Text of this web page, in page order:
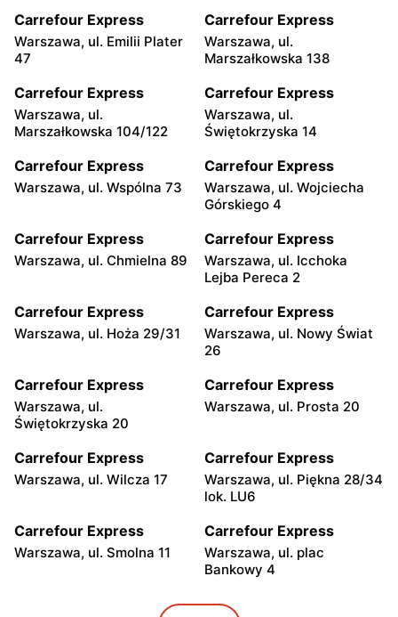
Carrefour Express
Warszawa, ul. Emilii Plater
47
Carrefour Express
Warszawa, ul.
Marszałkowska 138
Carrefour Express
Warszawa, ul.
Marszałkowska 104/122
Carrefour Express
Warszawa, ul.
Świętokrzyska 14
Carrefour Express
Warszawa, ul. Wspólna 73
Carrefour Express
Warszawa, ul. Wojciecha
Górskiego 4
Carrefour Express
Warszawa, ul. Chmielna 89
Carrefour Express
Warszawa, ul. Icchoka
Lejba Pereca 2
Carrefour Express
Warszawa, ul. Hoża 29/31
Carrefour Express
Warszawa, ul. Nowy Świat
26
Carrefour Express
Warszawa, ul.
Świętokrzyska 20
Carrefour Express
Warszawa, ul. Prosta 20
Carrefour Express
Warszawa, ul. Wilcza 17
Carrefour Express
Warszawa, ul. Piękna 28/34
lok. LU6
Carrefour Express
Warszawa, ul. Smolna 11
Carrefour Express
Warszawa, ul. plac
Bankowy 4
Carrefour Express